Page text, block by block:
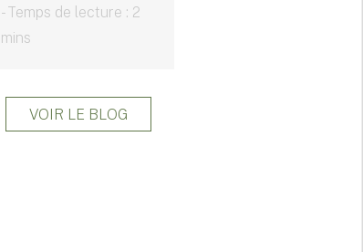
- Temps de lecture : 2
mins
VOIR LE BLOG